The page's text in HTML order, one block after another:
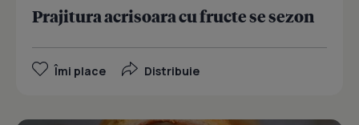
Prajitura acrisoara cu fructe se sezon
Îmi place Distribuie